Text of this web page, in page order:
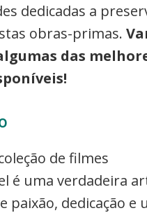
dedicadas a
obras-primas.
das
de filmes
é uma verdadeira
paixão, dedicação e